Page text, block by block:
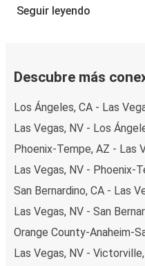
Reservar un boleto con
formas de pago en línea
efectivo a bordo o en un
Seguir leyendo
Descubre más
Los Ángeles, CA - Las
Las Vegas, NV - Los
Phoenix-Tempe, AZ - Las
Las Vegas, NV - Phoenix-
San Bernardino, CA - Las
Las Vegas, NV - San
Orange County-Anaheim-
Las Vegas, NV -